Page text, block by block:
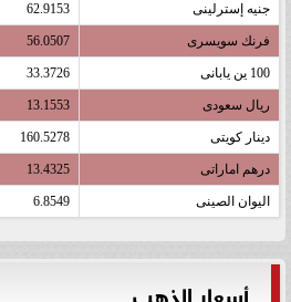
جنيه إسترلينى 62.9153
فرنك سويسرى 56.0507
100 ين يابانى 33.3726
ريال سعودى 13.1553
دينار كويتى 160.5278
درهم اماراتى 13.4325
اليوان الصينى 6.8549
أسعار الذهب